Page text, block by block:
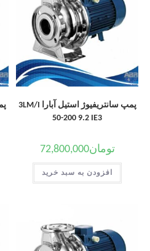
پمپ سانتریفیوژ استیل آبارا 3LM/I
50-200 9.2 IE3
تومان72,800,000
افزودن به سبد خرید